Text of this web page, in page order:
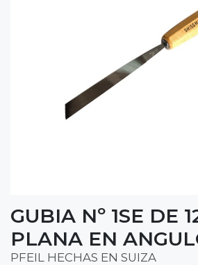
GUBIA Nº 1SE DE
PLANA EN
PFEIL HECHAS EN SUIZA